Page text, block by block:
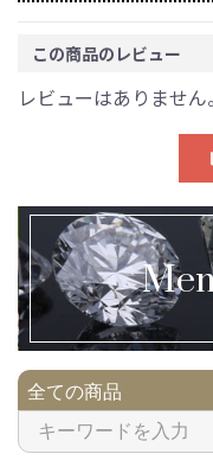
この商品のレビュー
レビューはありません。